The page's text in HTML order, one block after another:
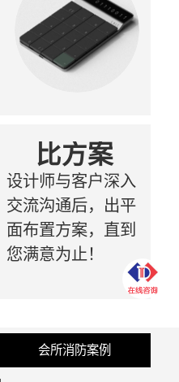
比方案
设计师与客户深入
交流沟通后，出平
面布置方案，直到
您满意为止！
会所消防案例